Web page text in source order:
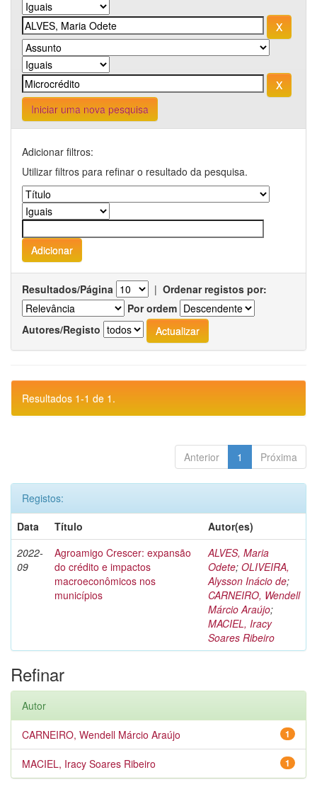
Iniciar uma nova pesquisa
Adicionar filtros:
Utilizar filtros para refinar o resultado da pesquisa.
Resultados/Página | Ordenar registos por:
Por ordem
Autores/Registo
Resultados 1-1 de 1.
Anterior 1 Próxima
Registos:
Data
Título
Autor(es)
2022-
09
Agroamigo Crescer: expansão
do crédito e impactos
macroeconômicos nos
municípios
ALVES, Maria
Odete; OLIVEIRA,
Alysson Inácio de;
CARNEIRO, Wendell
Márcio Araújo;
MACIEL, Iracy
Soares Ribeiro
Refinar
Autor
1
CARNEIRO, Wendell Márcio Araújo
1
MACIEL, Iracy Soares Ribeiro